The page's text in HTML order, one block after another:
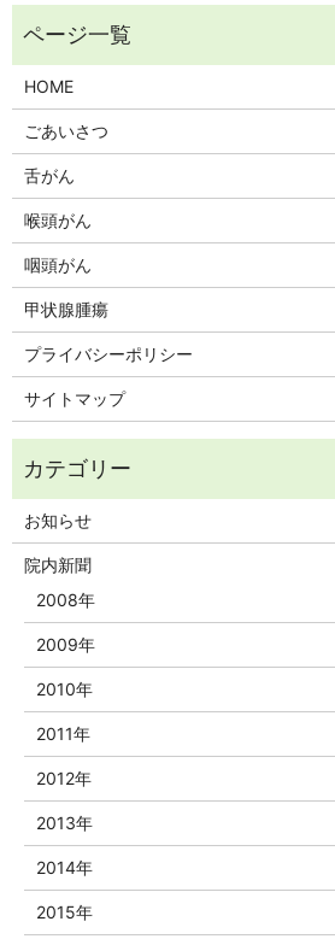
HOME
ごあいさつ
舌がん
喉頭がん
咽頭がん
甲状腺腫瘍
プライバシーポリシー
サイトマップ
お知らせ
院内新聞
2008年
2009年
2010年
2011年
2012年
2013年
2014年
2015年